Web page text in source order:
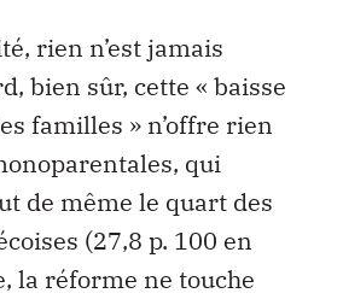
rien n’est jamais
bien sûr, cette « baisse
familles » n’offre rien
qui
de même le quart des
(27,8 p. 100 en
la réforme ne touche